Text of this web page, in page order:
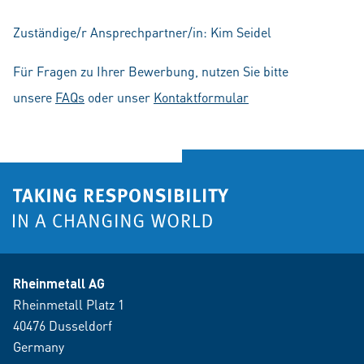
Zuständige/r Ansprechpartner/in: Kim Seidel
Für Fragen zu Ihrer Bewerbung, nutzen Sie bitte
unsere FAQs oder unser Kontaktformular
Rheinmetall AG
Rheinmetall Platz 1
40476 Dusseldorf
Germany